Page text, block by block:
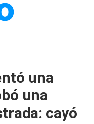
una
una
cayó